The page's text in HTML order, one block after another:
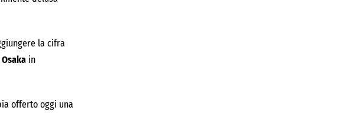
la cifra
in
offerto oggi una